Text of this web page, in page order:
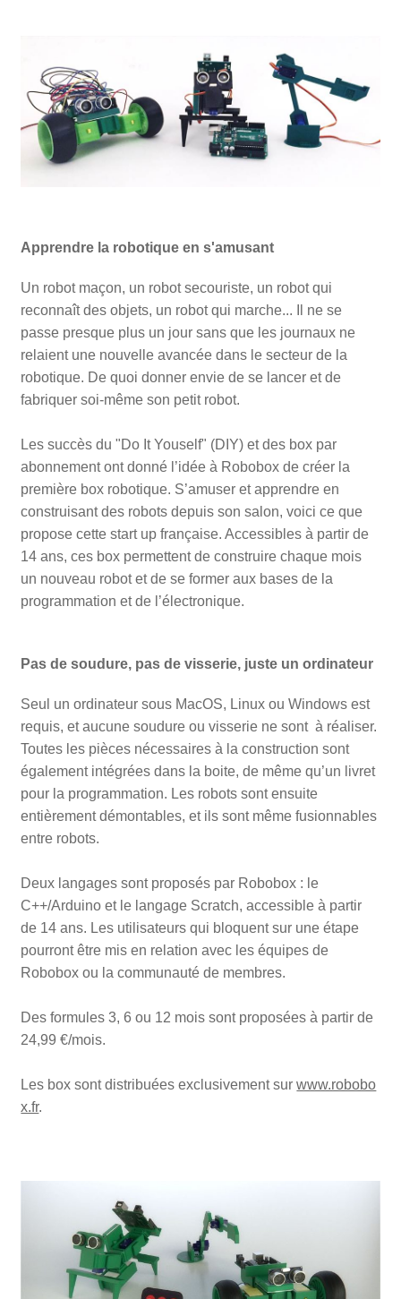
Apprendre la robotique en s'amusant
Un robot maçon, un robot secouriste, un robot qui
reconnaît des objets, un robot qui marche... Il ne se
passe presque plus un jour sans que les journaux ne
relaient une nouvelle avancée dans le secteur de la
robotique. De quoi donner envie de se lancer et de
fabriquer soi-même son petit robot.
Les succès du "Do It Youself" (DIY) et des box par
abonnement ont donné l’idée à Robobox de créer la
première box robotique. S’amuser et apprendre en
construisant des robots depuis son salon, voici ce que
propose cette start up française. Accessibles à partir de
14 ans, ces box permettent de construire chaque mois
un nouveau robot et de se former aux bases de la
programmation et de l’électronique.
Pas de soudure, pas de visserie, juste un ordinateur
Seul un ordinateur sous MacOS, Linux ou Windows est
requis, et aucune soudure ou visserie ne sont à réaliser.
Toutes les pièces nécessaires à la construction sont
également intégrées dans la boite, de même qu’un livret
pour la programmation. Les robots sont ensuite
entièrement démontables, et ils sont même fusionnables
entre robots.
Deux langages sont proposés par Robobox : le
C++/Arduino et le langage Scratch, accessible à partir
de 14 ans. Les utilisateurs qui bloquent sur une étape
pourront être mis en relation avec les équipes de
Robobox ou la communauté de membres.
Des formules 3, 6 ou 12 mois sont proposées à partir de
24,99 €/mois.
Les box sont distribuées exclusivement surwww.robobo
x.fr.